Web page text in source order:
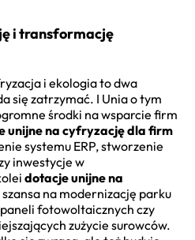
i transformację
i ekologia to dwa
się zatrzymać. I Unia o tym
środki na wsparcie firm
unijne na cyfryzację dla firm
systemu ERP, stworzenie
inwestycje w
dotacje unijne na
na modernizację parku
fotowoltaicznych czy
zużycie surowców.